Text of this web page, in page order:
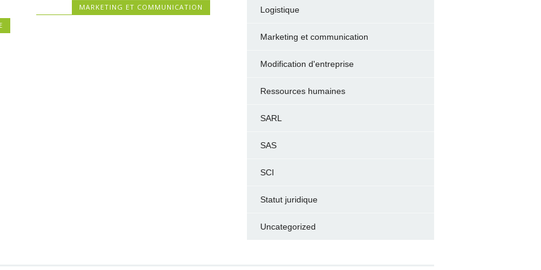
MARKETING ET COMMUNICATION Logistique
Marketing et communication
Modification d'entreprise
Ressources humaines
SARL
SAS
SCI
Statut juridique
Uncategorized